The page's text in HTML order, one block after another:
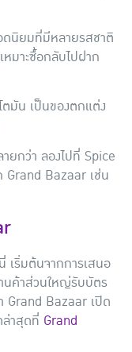
ดนิยมที่มีหลายรสชาติ
มาะซื้อกลับไปฝาก
มัน เป็นของตกแต่ง
ยกว่า ลองไปที่ Spice
Grand Bazaar เช่น
เริ่มต้นจากการเสนอ
นค้าส่วนใหญ่รับบัตร
Grand Bazaar เปิด
ล่าสุดที่ Grand